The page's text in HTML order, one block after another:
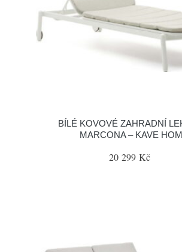
BÍLÉ KOVOVÉ ZAHRADNÍ
MARCONA – KAVE
20 299 Kč